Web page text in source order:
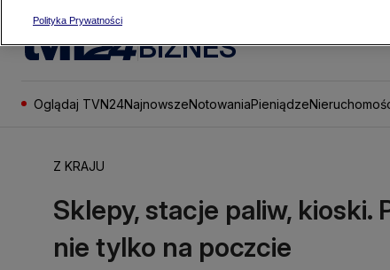
BIZNES
Oglądaj TVN24NajnowszeNotowaniaPieniądze
Z KRAJU
Sklepy, stacje paliw, kioski.
nie tylko na poczcie
Polityka Prywatności